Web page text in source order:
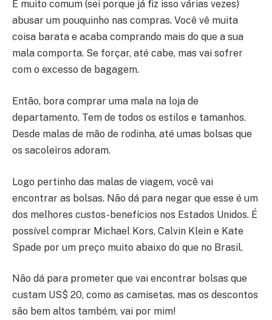
É muito comum (sei porque já fiz isso várias vezes)
abusar um pouquinho nas compras. Você vê muita
coisa barata e acaba comprando mais do que a sua
mala comporta. Se forçar, até cabe, mas vai sofrer
com o excesso de bagagem.
Então, bora comprar uma mala na loja de
departamento. Tem de todos os estilos e tamanhos.
Desde malas de mão de rodinha, até umas bolsas que
os sacoleiros adoram.
Logo pertinho das malas de viagem, você vai
encontrar as bolsas. Não dá para negar que esse é um
dos melhores custos-benefícios nos Estados Unidos. É
possível comprar Michael Kors, Calvin Klein e Kate
Spade por um preço muito abaixo do que no Brasil.
Não dá para prometer que vai encontrar bolsas que
custam US$ 20, como as camisetas, mas os descontos
são bem altos também, vai por mim!